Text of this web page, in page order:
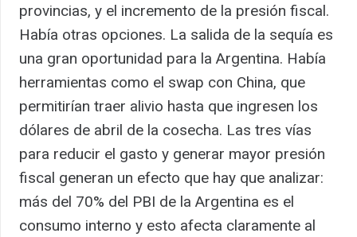
provincias, y el incremento de la presión fiscal.
Había otras opciones. La salida de la sequía es
una gran oportunidad para la Argentina. Había
herramientas como el swap con China, que
permitirían traer alivio hasta que ingresen los
dólares de abril de la cosecha. Las tres vías
para reducir el gasto y generar mayor presión
fiscal generan un efecto que hay que analizar:
más del 70% del PBI de la Argentina es el
consumo interno y esto afecta claramente al